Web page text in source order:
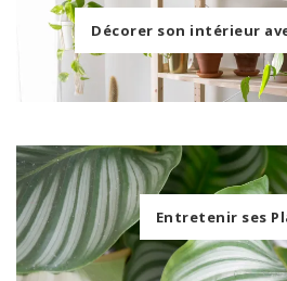
Décorer son intérieur
Entretenir ses